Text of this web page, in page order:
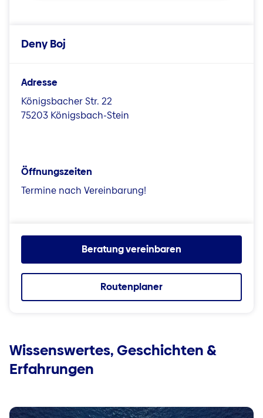
Deny Boj
Adresse
Königsbacher Str. 22
75203 Königsbach-Stein
Öffnungszeiten
Termine nach Vereinbarung!
Beratung vereinbaren
Routenplaner
Wissenswertes, Geschichten &
Erfahrungen